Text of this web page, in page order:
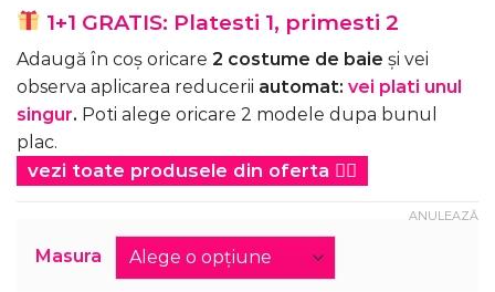
1+1 GRATIS: Platesti 1, primesti 2
Adaugă în coș oricare 2 costume de baie și vei
observa aplicarea reducerii automat: vei plati unul
singur. Poti alege oricare 2 modele dupa bunul
plac.
vezi toate produsele din oferta 👉🏻
Masura
ANULEAZĂ